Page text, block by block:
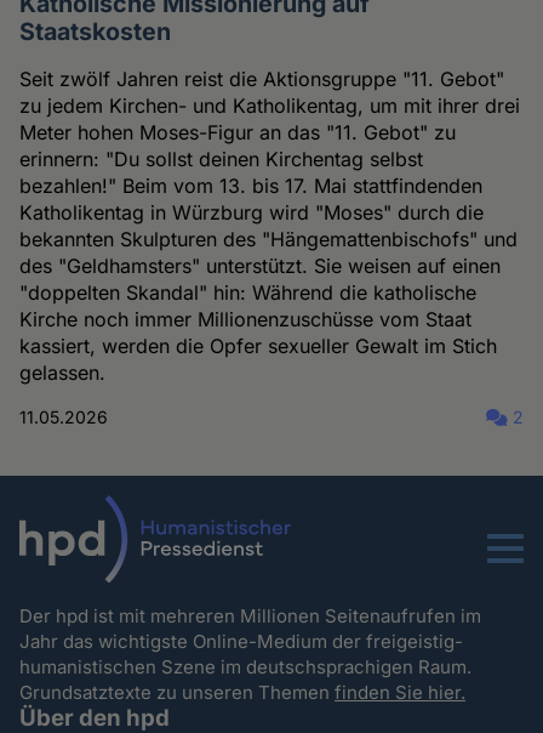
Staatskosten
Seit zwölf Jahren reist die Aktionsgruppe "11. Gebot"
zu jedem Kirchen- und Katholikentag, um mit ihrer drei
Meter hohen Moses-Figur an das "11. Gebot" zu
erinnern: "Du sollst deinen Kirchentag selbst
bezahlen!" Beim vom 13. bis 17. Mai stattfindenden
Katholikentag in Würzburg wird "Moses" durch die
bekannten Skulpturen des "Hängemattenbischofs" und
des "Geldhamsters" unterstützt. Sie weisen auf einen
"doppelten Skandal" hin: Während die katholische
Kirche noch immer Millionenzuschüsse vom Staat
kassiert, werden die Opfer sexueller Gewalt im Stich
gelassen.
11.05.2026 2
Menu
Der hpd ist mit mehreren Millionen Seitenaufrufen im
Jahr das wichtigste Online-Medium der freigeistig-
humanistischen Szene im deutschsprachigen Raum.
Grundsatztexte zu unseren Themenfinden Sie hier.
Über den hpd